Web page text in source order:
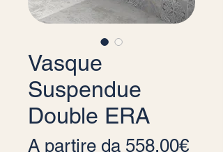
Vasque
Suspendue
Double ERA
A partire da 558,00€